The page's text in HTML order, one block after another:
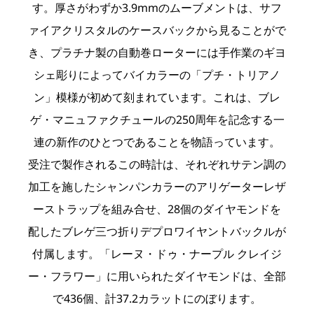
す。厚さがわずか3.9mmのムーブメントは、サフ
ァイアクリスタルのケースバックから見ることがで
き、プラチナ製の自動巻ローターには手作業のギヨ
シェ彫りによってバイカラーの「プチ・トリアノ
ン」模様が初めて刻まれています。これは、ブレ
ゲ・マニュファクチュールの250周年を記念する一
連の新作のひとつであることを物語っています。
受注で製作されるこの時計は、それぞれサテン調の
加工を施したシャンパンカラーのアリゲーターレザ
ーストラップを組み合せ、28個のダイヤモンドを
配したブレゲ三つ折りデプロワイヤントバックルが
付属します。「レーヌ・ドゥ・ナープル クレイジ
ー・フラワー」に用いられたダイヤモンドは、全部
で436個、計37.2カラットにのぼります。